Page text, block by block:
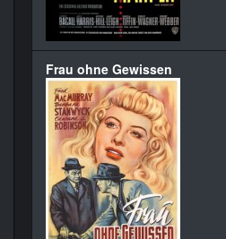
Frau ohne Gewissen